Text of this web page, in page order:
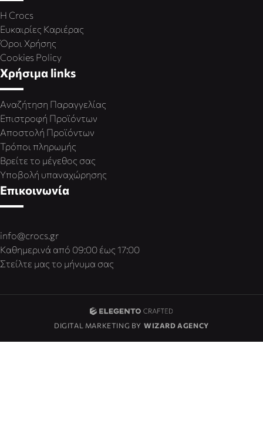
Η Crocs
Ευκαιρίες Καριέρας
Όροι Χρήσης
Cookies Policy
Χρήσιμα links
Αναζήτηση Παραγγελίας
Επιστροφή Προϊόντων
Αποστολή Προϊόντων
Τρόποι πληρωμής
Βρείτε το μέγεθος σας
Υποβολή υπαναχώρησης
Επικοινωνία
info@crocs.gr
Καθημερινά από 09:00 έως 17:00
Στείλτε μας το μήνυμα σας
DIGITAL MARKETING BY WIZARD AGENCY